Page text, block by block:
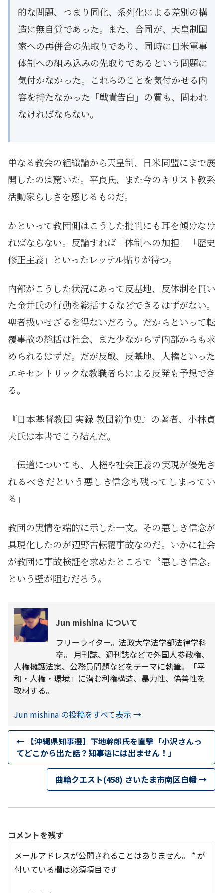
的な問題、つまり同化、系列化による差別の構
造に無自覚であった。また、合同が、天皇制国
家への再併合の先取りであり、同時に日米軍事
体制への組み込みの先取りであるという問題に
気付かなかった。これらのことを気付かせる内
容を持たなかった「戦責告白」の質も、問われ
なければならない。
単なる教会の組織論から天皇制、日米同盟にまで展
開したのは驚いた。平良氏、また今のキリスト教系
活動家らしさを感じるものだ。
かといって教団側はこうした批判にも耳を傾けなけ
ればならない。反論すれば「体制への加担」「歴史
修正主義」といったレッテル貼りが待つ。
内部がこうした状況にあって反基地、反体制を貫い
た金井氏の行動を総括するなどできるはずがない。
聖者扱いせざるを得ないだろう。だからといって転
覆事故の総括は社会、また少なからず内部からも求
められるはずだ。だが反戦、反基地、人権といった
エキセントリックな教職者らによる反発も予想でき
る。
『日本基督教団 実録 教団紛争史』の著者、小林貞
夫氏は本書でこう結んだ。
「伝道についても、人権や社会正義の実現が優先さ
れるべきだという悪しき信念も残ってしまってい
る」
教団の実情を端的に示した一文。その悪しき信念が
具現化したのが辺野古転覆事故なのだ。いかに社会
が教団に事故検証を求めたところで〝悪しき信念〟
という壁が阻むだろう。
Jun mishina について
フリーライター。法政大学法学部法律学科
卒。 月刊誌、週刊誌などで外国人参政権、
人権擁護法案、公務員問題などをテーマに執筆。「平
和・人権・環境」に潜む利権構造、暴力性、偽善性を
取材する。
Jun mishina の投稿をすべて表示 →
← 【沖縄県知事選】下地幹郎氏を直撃「小沢さんっ
てどこから出た話？知事選には出ません！」
曲輪クエスト(458) さいたま市南区白幡→
コメントを残す
メールアドレスが公開されることはありません。
*が
付いている欄は必須項目です